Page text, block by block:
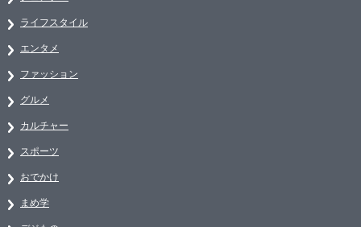
ライフスタイル
エンタメ
ファッション
グルメ
カルチャー
スポーツ
おでかけ
まめ学